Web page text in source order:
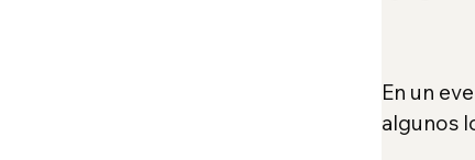
En un
algunos